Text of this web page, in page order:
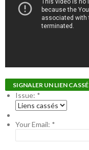
SIGNALER UN LIEN CASSÉ
Issue: *
Your Email: *